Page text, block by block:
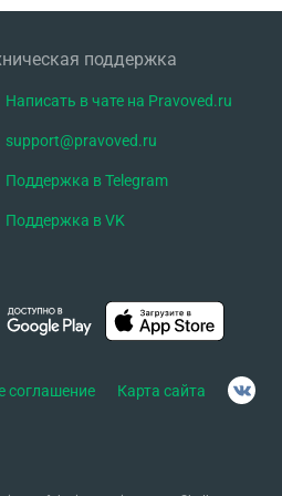
поддержка
Написать в чате на Pravoved.ru
support@pravoved.ru
Поддержка в Telegram
Поддержка в VK
соглашение Карта сайта